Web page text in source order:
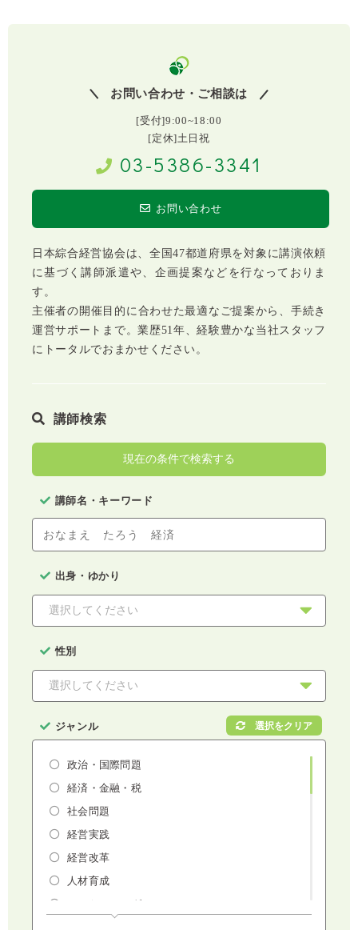
お問い合わせ・ご相談は
[受付]9:00~18:00
[定休]土日祝
03-5386-3341
お問い合わせ
日本綜合経営協会は、全国47都道府県を対象に講演依頼
に基づく講師派遣や、企画提案などを行なっておりま
す。
主催者の開催目的に合わせた最適なご提案から、手続き
運営サポートまで。業歴51年、経験豊かな当社スタッフ
にトータルでおまかせください。
講師検索
現在の条件で検索する
講師名・キーワード
出身・ゆかり
性別
ジャンル
政治・国際問題
経済・金融・税
社会問題
経営実践
経営改革
人材育成
マーケティング